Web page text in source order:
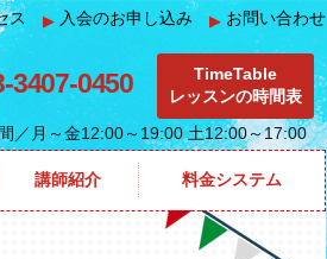
ス ▶ 入会のお申し込み ▶ お問い合わせ
TimeTable
レッスンの時間表
3407-0450
／月～金12:00～19:00 土12:00～17:00
講師紹介 料金システム